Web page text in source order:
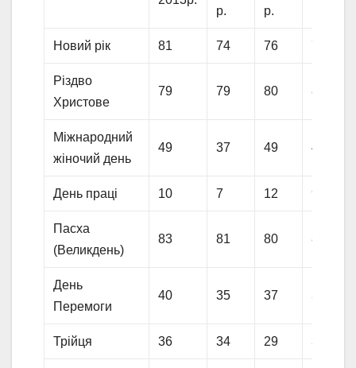
р.
р.
Новий рік 81 74 76 79
Різдво
Христове
79 79 80 81
Міжнародний
жіночий день
49 37 49 45
День праці 10 7 12 9
Пасха
(Великдень)
83 81 80 82
День
Перемоги
40 35 37 31
Трійця 36 34 29 35